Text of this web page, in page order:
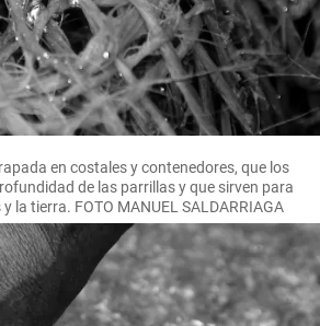
en costales y contenedores, que los
de las parrillas y que sirven para
la tierra. FOTO MANUEL SALDARRIAGA